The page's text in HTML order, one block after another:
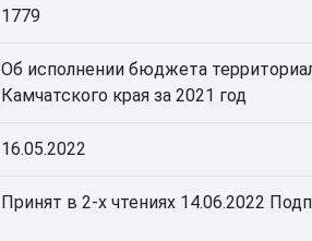
1779
Об исполнении бюджета
Камчатского края за 2021 год
16.05.2022
Принят в 2-х чтениях 14.06.2022